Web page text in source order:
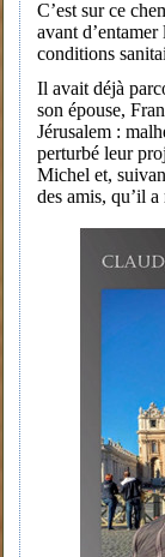
C’est sur ce
avant
conditions
Il avait déjà
son épouse,
Jérusalem :
perturbé leur
Michel et,
des amis, qu’il